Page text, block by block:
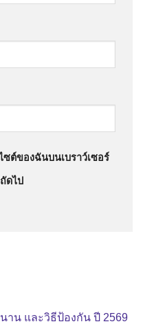
ต์ของฉันบนเบราว์เซอร์
ดไป
าน และวิธีป้องกัน ปี 2569